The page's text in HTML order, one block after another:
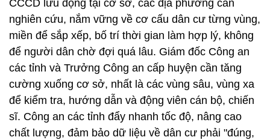
CCCD lưu động tại cơ sở, các địa phương cần
nghiên cứu, nắm vững về cơ cấu dân cư từng vùng,
miền để sắp xếp, bố trí thời gian làm hợp lý, không
để người dân chờ đợi quá lâu. Giám đốc Công an
các tỉnh và Trưởng Công an cấp huyện cần tăng
cường xuống cơ sở, nhất là các vùng sâu, vùng xa
để kiểm tra, hướng dẫn và động viên cán bộ, chiến
sĩ. Công an các tỉnh đẩy nhanh tốc độ, nâng cao
chất lượng, đảm bảo dữ liệu về dân cư phải "đúng,